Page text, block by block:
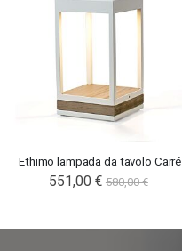
Ethimo lampada da tavolo Carré
551,00 € 580,00 €